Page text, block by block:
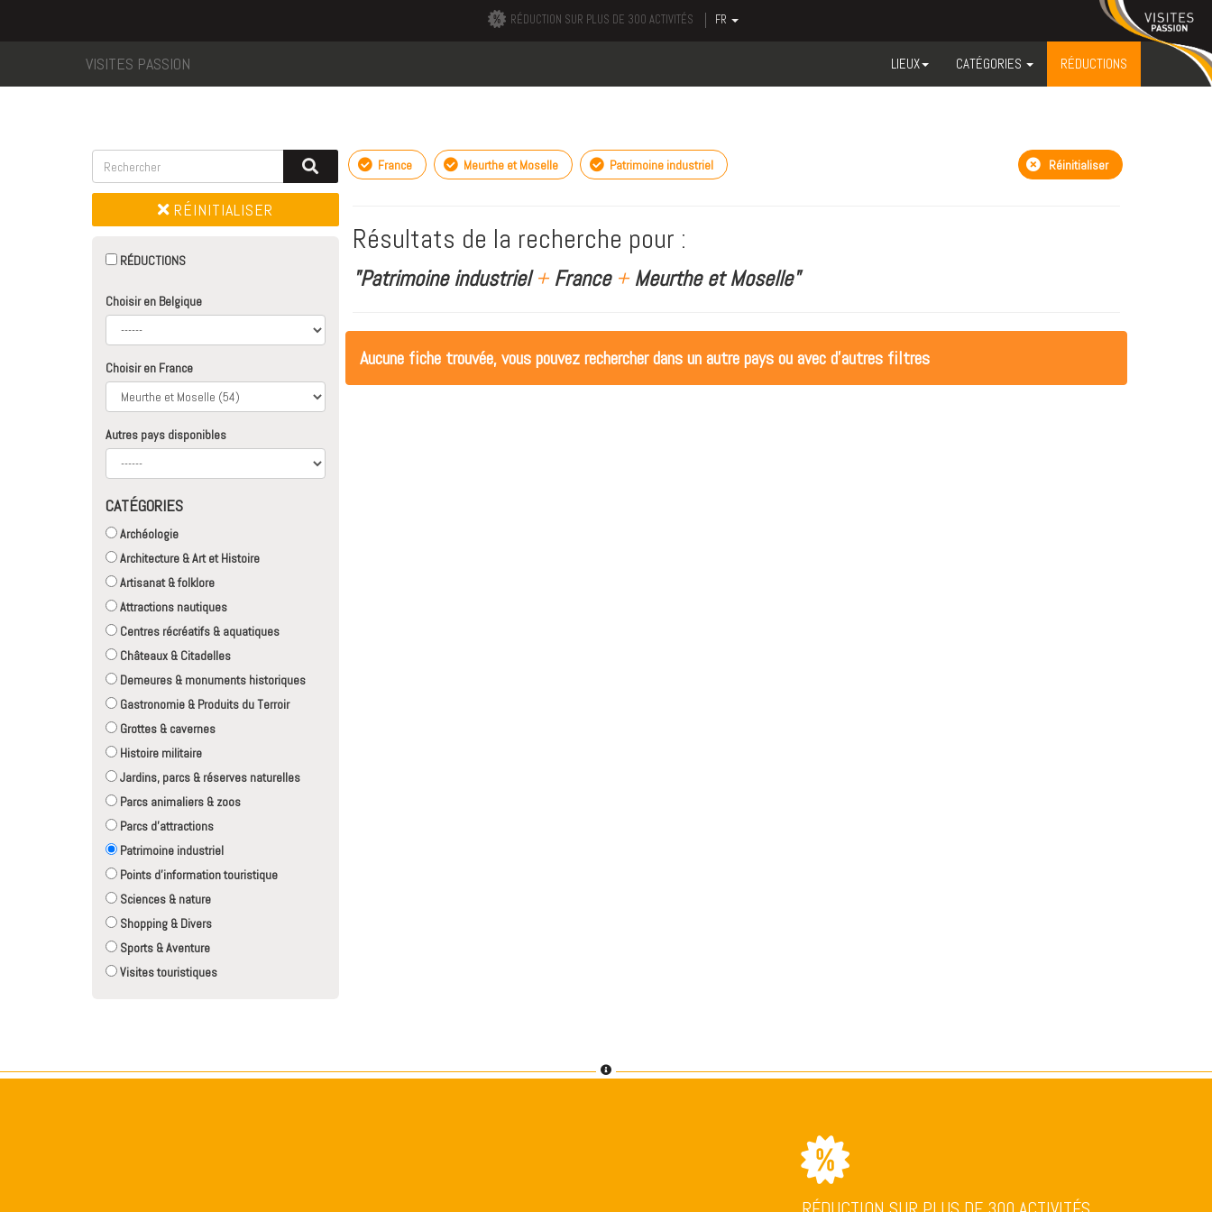
RÉDUCTION SUR PLUS DE 300 ACTIVITÉS FR
VISITES PASSION LIEUX CATÉGORIES RÉDUCTIONS
RÉINITIALISER
RÉDUCTIONS
Choisir en Belgique
Choisir en France
Autres pays disponibles
CATÉGORIES
Archéologie
Architecture & Art et Histoire
Artisanat & folklore
Attractions nautiques
Centres récréatifs & aquatiques
Châteaux & Citadelles
Demeures & monuments historiques
Gastronomie & Produits du Terroir
Grottes & cavernes
Histoire militaire
Jardins, parcs & réserves naturelles
Parcs animaliers & zoos
Parcs d'attractions
Patrimoine industriel
Points d'information touristique
Sciences & nature
Shopping & Divers
Sports & Aventure
Visites touristiques
France Meurthe et Moselle Patrimoine industriel Réinitialiser
Résultats de la recherche pour :
"Patrimoine industriel+France +Meurthe et Moselle"
Aucune fiche trouvée, vous pouvez rechercher dans un autre pays ou avec d'autres filtres